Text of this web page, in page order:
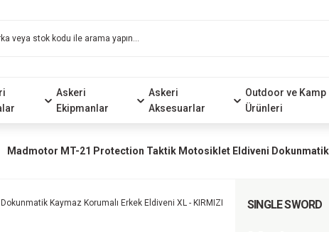
Askeri
Ekipmanlar
Askeri
Aksesuarlar
Outdoor ve Kamp
Ürünleri
Madmotor MT-21 Protection Taktik Motosiklet Eldiveni Dokunmatik
SINGLE SWORD